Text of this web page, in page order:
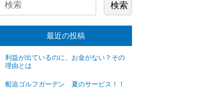
最近の投稿
利益が出ているのに、お金がない？その
理由とは
船迫ゴルフガーデン 夏のサービス！！